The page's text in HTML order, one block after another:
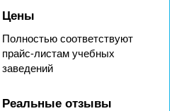
Цены
Полностью соответствуют
прайс-листам учебных
заведений
Реальные отзывы